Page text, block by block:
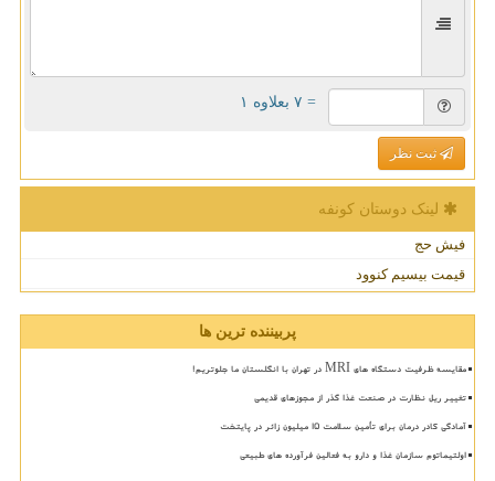
= ۷ بعلاوه ۱
ثبت نظر
لینک دوستان كونفه
فیش حج
قیمت بیسیم کنوود
پربیننده ترین ها
مقایسه ظرفیت دستگاه های MRI در تهران با انگلستان ما جلوتریم!
تغییر ریل نظارت در صنعت غذا گذر از مجوزهای قدیمی
آمادگی کادر درمان برای تأمین سلامت 15 میلیون زائر در پایتخت
اولتیماتوم سازمان غذا و دارو به فعالین فرآورده های طبیعی